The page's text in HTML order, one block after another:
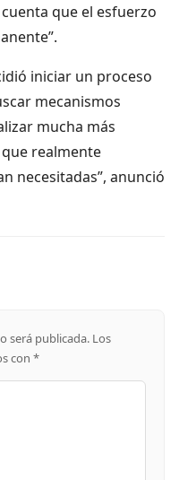
que el esfuerzo
iniciar un proceso
mecanismos
mucha más
realmente
necesitadas”, anunció
será publicada. Los
con *